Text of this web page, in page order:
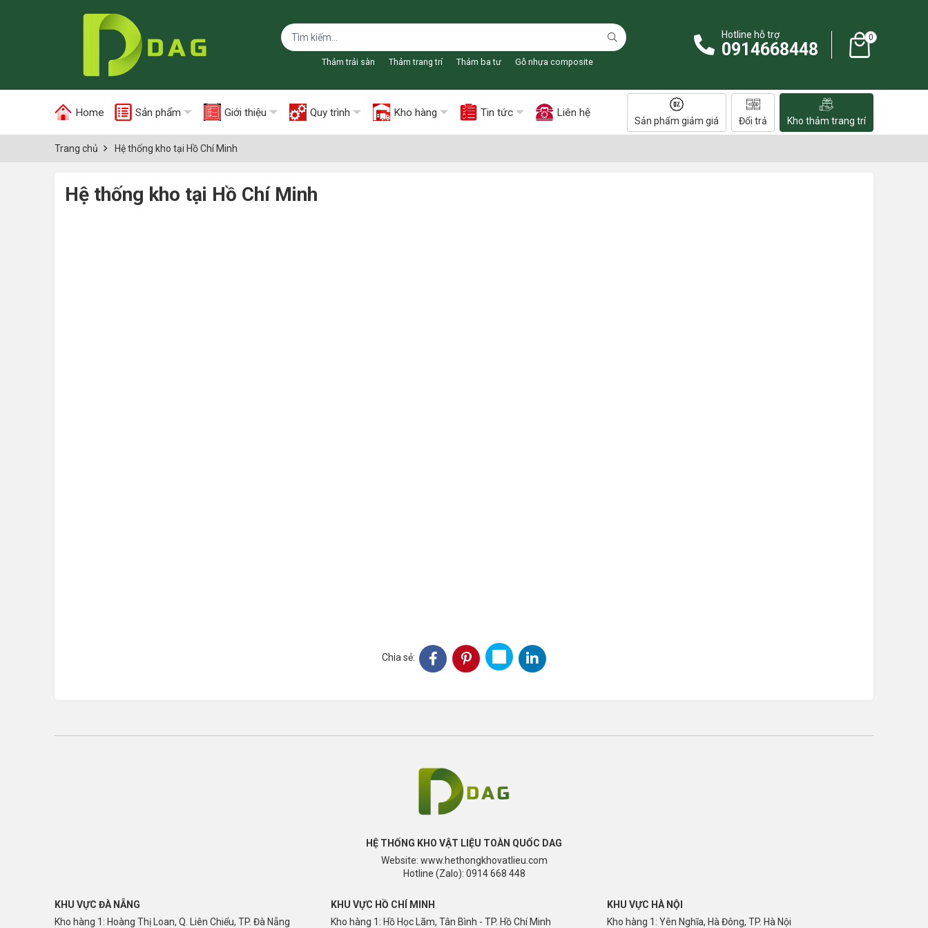
Thảm trải sàn Thảm trang trí Thảm ba tư Gỗ nhựa composite
Hotline hỗ trợ
0914668448
0
Home Sản phẩm Giới thiệu Quy trình Kho hàng Tin tức Liên hệ
Sản phẩm giảm giá Đổi trả Kho thảm trang trí
Trang chủ Hệ thống kho tại Hồ Chí Minh
Hệ thống kho tại Hồ Chí Minh
Chia sẻ:
HỆ THỐNG KHO VẬT LIỆU TOÀN QUỐC DAG
Website: www.hethongkhovatlieu.com
Hotline (Zalo): 0914 668 448
KHU VỰC ĐÀ NẴNG
Kho hàng 1: Hoàng Thị Loan, Q. Liên Chiểu, TP. Đà Nẵng
KHU VỰC HỒ CHÍ MINH
Kho hàng 1: Hồ Học Lãm, Tân Bình - TP. Hồ Chí Minh
KHU VỰC HÀ NỘI
Kho hàng 1: Yên Nghĩa, Hà Đông, TP. Hà Nội